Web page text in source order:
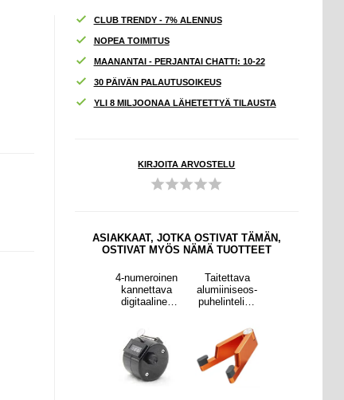
CLUB TRENDY - 7% ALENNUS
NOPEA TOIMITUS
MAANANTAI - PERJANTAI CHATTI: 10-22
30 PÄIVÄN PALAUTUSOIKEUS
YLI 8 MILJOONAA LÄHETETTYÄ TILAUSTA
KIRJOITA ARVOSTELU
ASIAKKAAT, JOTKA OSTIVAT TÄMÄN,
OSTIVAT MYÖS NÄMÄ TUOTTEET
4-numeroinen
kannettava
digitaalinen
Taitettava
alumiiniseos-
puhelinteline
/tableteille 4-
7" - oranssi